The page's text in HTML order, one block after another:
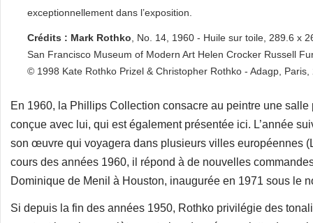
exceptionnellement dans l’exposition.
Crédits : Mark Rothko , No. 14, 1960 - Huile sur toile, 289.6 x
San Francisco Museum of Modern Art Helen Crocker Russell
© 1998 Kate Rothko Prizel & Christopher Rothko - Adagp, Paris,
En 1960, la Phillips Collection consacre au peintre une
conçue avec lui, qui est également présentée ici. L’année
son œuvre qui voyagera dans plusieurs villes européennes
cours des années 1960, il répond à de nouvelles
Dominique de Menil à Houston, inaugurée en 1971 sous le
Si depuis la fin des années 1950, Rothko privilégie des